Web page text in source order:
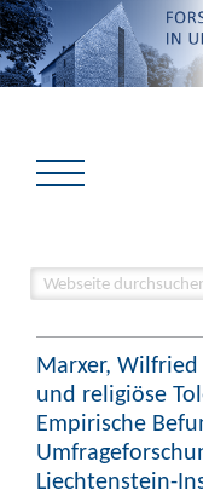
Marxer,
und religiöse
Empirische
Liechtenstein-